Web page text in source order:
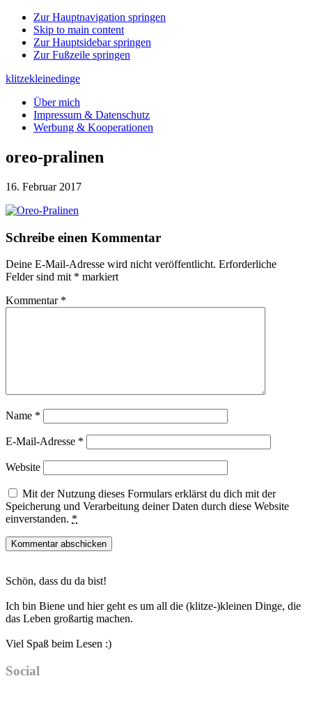
Zur Hauptnavigation springen
Skip to main content
Zur Hauptsidebar springen
Zur Fußzeile springen
klitzekleinedinge
Über mich
Impressum & Datenschutz
Werbung & Kooperationen
oreo-pralinen
16. Februar 2017
Leser-
Schreibe einen Kommentar
Deine E-Mail-Adresse wird nicht veröffentlicht. Erforderliche
Felder sind mit * markiert
Kommentar *
Name *
E-Mail-Adresse *
Website
Mit der Nutzung dieses Formulars erklärst du dich mit der
Speicherung und Verarbeitung deiner Daten durch diese Website
einverstanden. *
Sidebar
Schön, dass du da bist!
Ich bin Biene und hier geht es um all die (klitze-)kleinen Dinge, die
das Leben großartig machen.
Viel Spaß beim Lesen :)
Social